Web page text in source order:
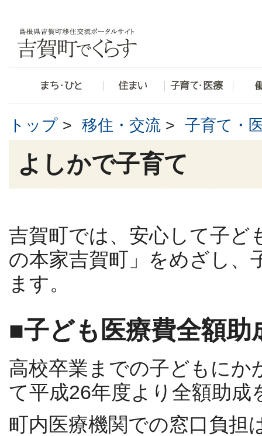
トップ > 移住・交流 > 子育て・
よしかで子育て
吉賀町では、安心して子ど
の本家吉賀町」をめざし、
ます。
■子ども医療費全額助
高校卒業までの子どもにか
て平成26年度より全額助成
町内医療機関での窓口負担